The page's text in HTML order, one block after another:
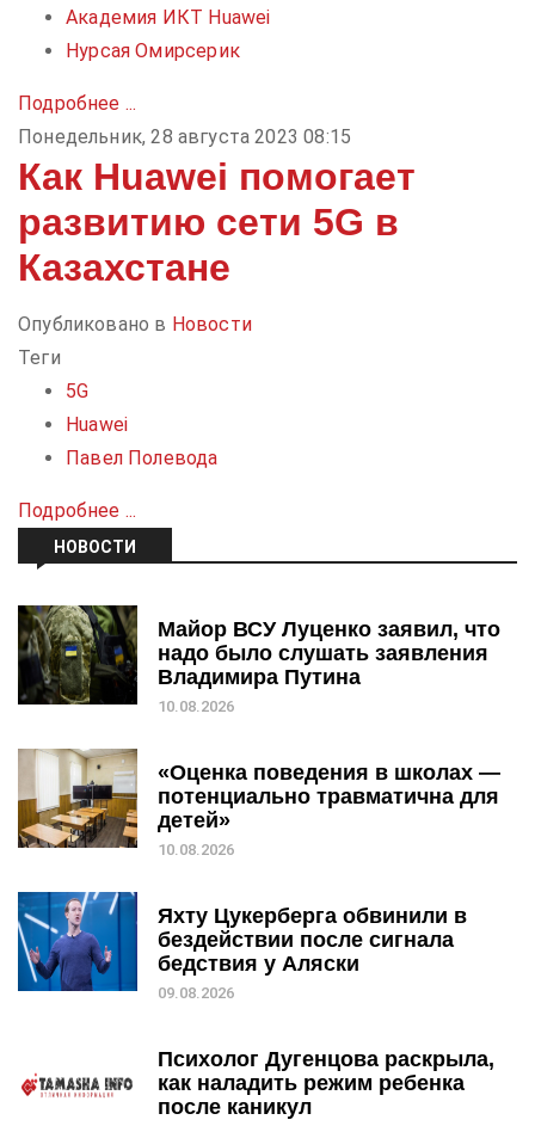
Академия ИКТ Huawei
Нурсая Омирсерик
Подробнее ...
Понедельник, 28 августа 2023 08:15
Как Huawei помогает
развитию сети 5G в
Казахстане
Опубликовано в Новости
Теги
5G
Huawei
Павел Полевода
Подробнее ...
НОВОСТИ
Майор ВСУ Луценко заявил, что
надо было слушать заявления
Владимира Путина
10.08.2026
«Оценка поведения в школах —
потенциально травматична для
детей»
10.08.2026
Яхту Цукерберга обвинили в
бездействии после сигнала
бедствия у Аляски
09.08.2026
Психолог Дугенцова раскрыла,
как наладить режим ребенка
после каникул